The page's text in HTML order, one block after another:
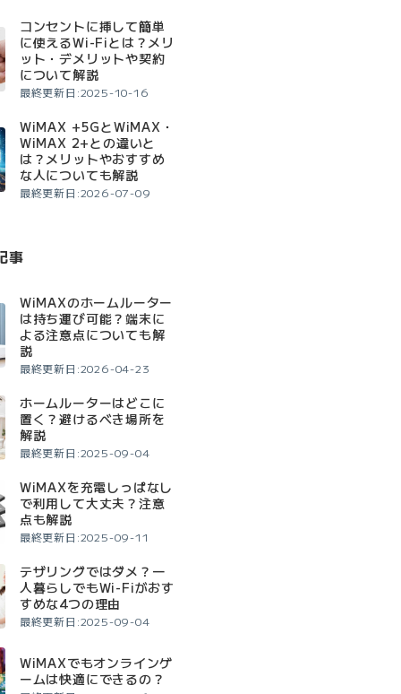
コンセントに挿して簡単
に使えるWi-Fiとは？メリ
ット・デメリットや契約
について解説
最終更新日:2025-10-16
WiMAX +5GとWiMAX・
WiMAX 2+との違いと
は？メリットやおすすめ
な人についても解説
最終更新日:2026-07-09
事
WiMAXのホームルーター
は持ち運び可能？端末に
よる注意点についても解
説
最終更新日:2026-04-23
ホームルーターはどこに
置く？避けるべき場所を
解説
最終更新日:2025-09-04
WiMAXを充電しっぱなし
で利用して大丈夫？注意
点も解説
最終更新日:2025-09-11
テザリングではダメ？一
人暮らしでもWi-Fiがおす
すめな4つの理由
最終更新日:2025-09-04
WiMAXでもオンラインゲ
ームは快適にできるの？